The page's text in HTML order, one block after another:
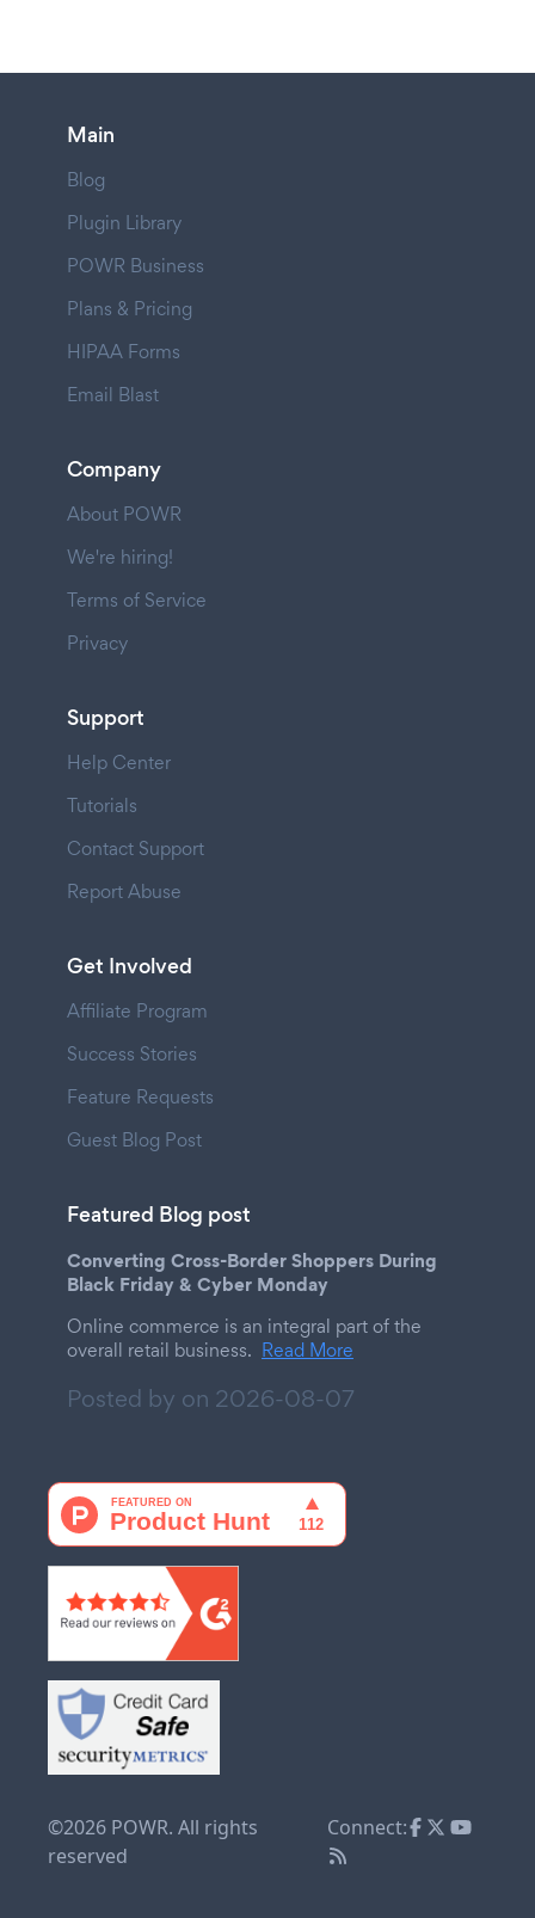
Main
Blog
Plugin Library
POWR Business
Plans & Pricing
HIPAA Forms
Email Blast
Company
About POWR
We're hiring!
Terms of Service
Privacy
Support
Help Center
Tutorials
Contact Support
Report Abuse
Get Involved
Affiliate Program
Success Stories
Feature Requests
Guest Blog Post
Featured Blog post
Converting Cross-Border Shoppers During
Black Friday & Cyber Monday
Online commerce is an integral part of the
overall retail business. Read More
Posted by on 2026-08-07
©2026 POWR. All rights
reserved
Connect: